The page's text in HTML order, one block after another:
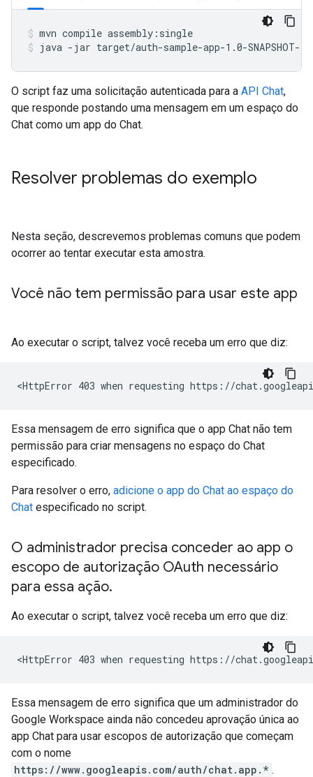
mvn compile assembly:single
java -jar target/auth-sample-app-1.0-
O script faz uma solicitação autenticada para a API Chat,
que responde postando uma mensagem em um espaço do
Chat como um app do Chat.
Resolver problemas do exemplo
Nesta seção, descrevemos problemas comuns que podem
ocorrer ao tentar executar esta amostra.
Você não tem permissão para usar este app
Ao executar o script, talvez você receba um erro que diz:
Essa mensagem de erro significa que o app Chat não tem
permissão para criar mensagens no espaço do Chat
especificado.
Para resolver o erro, adicione o app do Chat ao espaço do
Chat especificado no script.
O administrador precisa conceder ao app o
escopo de autorização OAuth necessário
para essa ação.
Ao executar o script, talvez você receba um erro que diz:
Essa mensagem de erro significa que um administrador do
Google Workspace ainda não concedeu aprovação única ao
app Chat para usar escopos de autorização que começam
com o nome
https://www.googleapis.com/auth/chat.app.* .